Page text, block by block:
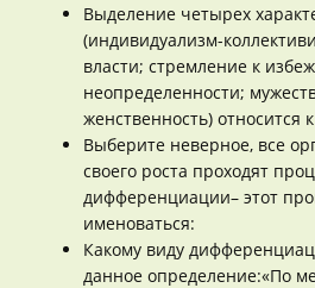
Выделение четырех
(индивидуализм-
власти; стремление к
неопределенности;
женственность) относится
Выберите неверное, все
своего роста проходят
дифференциации– этот
именоваться:
Какому виду
данное определение:«По